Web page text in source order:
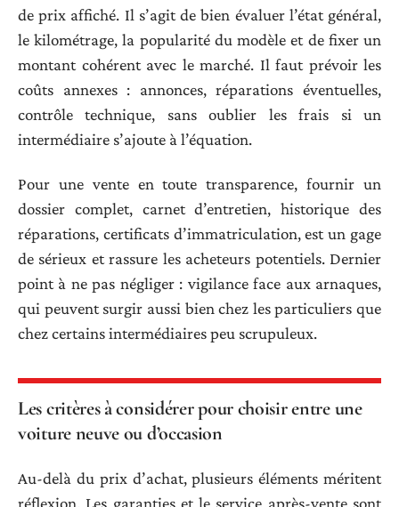
de prix affiché. Il s’agit de bien évaluer l’état général,
le kilométrage, la popularité du modèle et de fixer un
montant cohérent avec le marché. Il faut prévoir les
coûts annexes : annonces, réparations éventuelles,
contrôle technique, sans oublier les frais si un
intermédiaire s’ajoute à l’équation.
Pour une vente en toute transparence, fournir un
dossier complet, carnet d’entretien, historique des
réparations, certificats d’immatriculation, est un gage
de sérieux et rassure les acheteurs potentiels. Dernier
point à ne pas négliger : vigilance face aux arnaques,
qui peuvent surgir aussi bien chez les particuliers que
chez certains intermédiaires peu scrupuleux.
Les critères à considérer pour choisir entre une
voiture neuve ou d’occasion
Au-delà du prix d’achat, plusieurs éléments méritent
réflexion. Les garanties et le service après-vente sont